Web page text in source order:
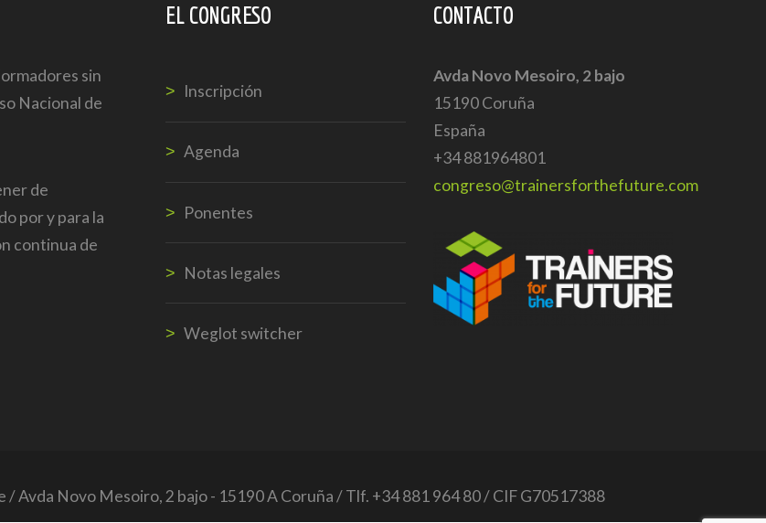
sin
Nacional de
de
por y para la
continua de
EL CONGRESO
Inscripción
Agenda
Ponentes
Notas legales
Weglot switcher
CONTACTO
Avda Novo Mesoiro, 2 bajo
15190 Coruña
España
+34 881964801
congreso@trainersforthefuture.com
Avda Novo Mesoiro, 2 bajo - 15190 A Coruña / Tlf. +34 881 964 80 / CIF G70517388